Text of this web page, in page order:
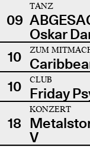
09
TANZ
Oskar
10
ZUM
10
CLUB
Friday
18
KONZERT
V